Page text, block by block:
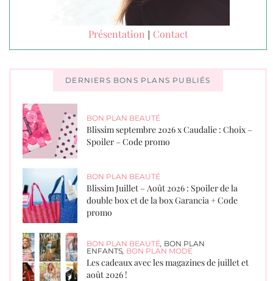
Présentation | Contact
DERNIERS BONS PLANS PUBLIÉS
BON PLAN BEAUTÉ
Blissim septembre 2026 x Caudalie : Choix –
Spoiler – Code promo
BON PLAN BEAUTÉ
Blissim Juillet – Août 2026 : Spoiler de la
double box et de la box Garancia + Code
promo
BON PLAN BEAUTÉ BON PLAN
ENFANTS BON PLAN MODE
Les cadeaux avec les magazines de juillet et
août 2026 !